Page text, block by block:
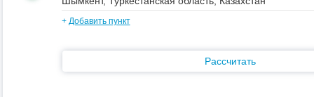
+ Добавить пункт
Рассчитать